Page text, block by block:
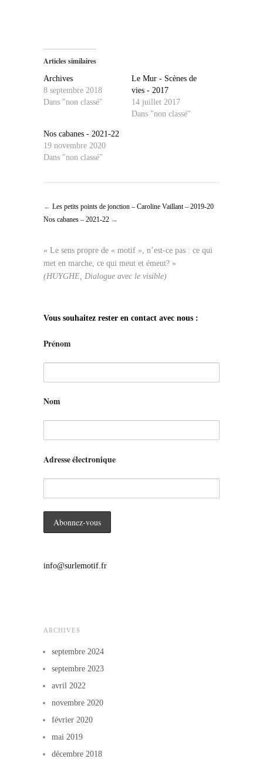
Articles similaires
Archives
8 septembre 2018
Dans "non classé"
Le Mur - Scènes de
vies - 2017
14 juillet 2017
Dans "non classé"
Nos cabanes - 2021-22
19 novembre 2020
Dans "non classé"
← Les petits points de jonction – Caroline Vaillant – 2019-20
Nos cabanes – 2021-22 →
« Le sens propre de « motif », n’est-ce pas : ce qui
met en marche, ce qui meut et émeut? »
(HUYGHE, Dialogue avec le visible)
Vous souhaitez rester en contact avec nous :
Prénom
Nom
Adresse électronique
info@surlemotif.fr
ARCHIVES
septembre 2024
septembre 2023
avril 2022
novembre 2020
février 2020
mai 2019
décembre 2018